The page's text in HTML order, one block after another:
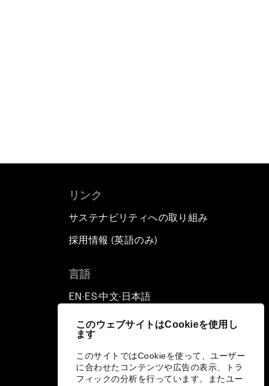
このウェブサイトはCookieを使用し
ます
このサイトではCookieを使って、ユーザー
に合わせたコンテンツや広告の表示、トラ
フィックの分析を行っています。またユー
リンク
サステナビリティへの取り組み
採用情報 (英語のみ)
言語
EN ▪ ES▪中文▪ 日本語